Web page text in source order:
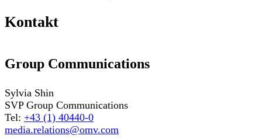
Kontakt
Group Communications
Sylvia Shin
SVP Group Communications
Tel: +43 (1) 40440-0
media.relations@omv.com